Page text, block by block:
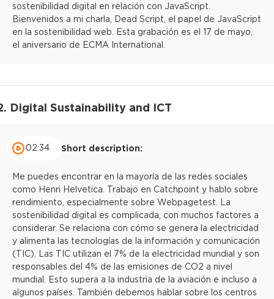
sostenibilidad digital en relación con JavaScript.
Bienvenidos a mi charla, Dead Script, el papel de JavaScript
en la sostenibilidad web. Esta grabación es el 17 de mayo,
el aniversario de ECMA International.
Digital Sustainability and ICT
02:34 Short description:
Me puedes encontrar en la mayoría de las redes sociales
como Henri Helvetica. Trabajo en Catchpoint y hablo sobre
rendimiento, especialmente sobre Webpagetest. La
sostenibilidad digital es complicada, con muchos factores a
considerar. Se relaciona con cómo se genera la electricidad
y alimenta las tecnologías de la información y comunicación
(TIC). Las TIC utilizan el 7% de la electricidad mundial y son
responsables del 4% de las emisiones de CO2 a nivel
mundial. Esto supera a la industria de la aviación e incluso a
algunos países. También debemos hablar sobre los centros